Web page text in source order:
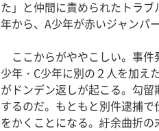
た」と仲間に責められたトラ
年から、A少年が赤いジャンパ
ここからがややこしい。事件
少年・C少年に別の２人を加え
がドンデン返しが起こる。勾
するのだ。もともと別件逮捕
をかくことになる。紆余曲折の